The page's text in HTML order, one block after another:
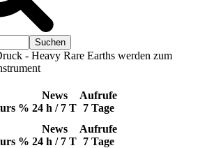
- Heavy Rare Earths werden zum
%
News
24 h / 7 T
Aufrufe
7 Tage
%
News
24 h / 7 T
Aufrufe
7 Tage